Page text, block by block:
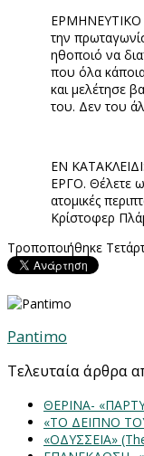
ΕΡΜΗΝΕΥΤΙΚΟ
την
ηθοποιό να
που όλα
και μελέτησε
του. Δεν του
ΕΝ
ΕΡΓΟ. Θέλετε
ατομικές
Κρίστοφερ
Τροποποιήθηκε
Pantimo
Τελευταία άρθρα
ΘΕΡΙΝΑ-
«ΤΟ ΔΕΙΠΝΟ
«ΟΔΥΣΣΕΙΑ»